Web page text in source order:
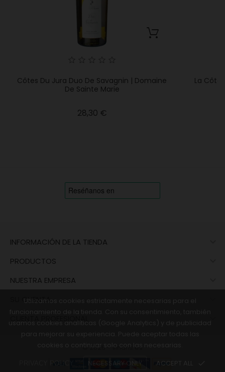
Côtes Du Jura Duo De Savagnin | Domaine
De Sainte Marie
28,30 €
La Côte
Utilizamos cookies estrictamente necesarias para el
usamos cookies analíticas (Google Analytics) y de publicidad
cookies o continuar solo con las necesarias.
NECESSARY ONLY ACCEPT ALL
INFORMACIÓN DE LA TIENDA
PRODUCTOS
NUESTRA EMPRESA
SU CUENTA
CUENTA PROFESIONAL 
© 2026 - vinaris.es